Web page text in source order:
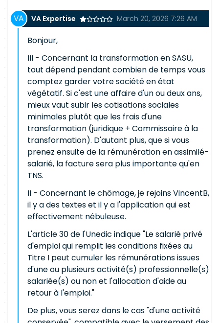
VA Expertise March 20, 2026 7:26 AM
Bonjour,
III - Concernant la transformation en SASU,
tout dépend pendant combien de temps vous
comptez garder votre société en état
végétatif. Si c'est une affaire d'un ou deux ans,
mieux vaut subir les cotisations sociales
minimales plutôt que les frais d'une
transformation (juridique + Commissaire à la
transformation). D'autant plus, que si vous
prenez ensuite de la rémunération en assimilé-
salarié, la facture sera plus importante qu'en
TNS.
II - Concernant le chômage, je rejoins VincentB,
il y a des textes et il y a l'application qui est
effectivement nébuleuse.
L'article 30 de l'Unedic indique "Le salarié privé
d'emploi qui remplit les conditions fixées au
Titre I peut cumuler les rémunérations issues
d'une ou plusieurs activité(s) professionnelle(s)
salariée(s) ou non et l'allocation d'aide au
retour à l'emploi."
De plus, vous serez dans le cas "d'une activité